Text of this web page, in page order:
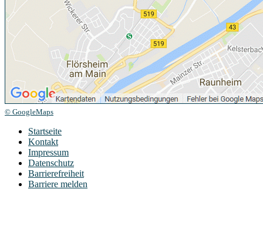
© GoogleMaps
Startseite
Kontakt
Impressum
Datenschutz
Barrierefreiheit
Barriere melden